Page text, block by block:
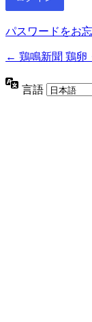
パスワードをお
← 鶏鳴新聞 鶏卵
言語